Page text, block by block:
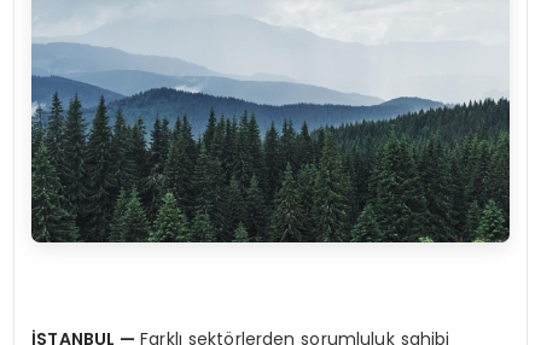
İSTANBUL —Farklı sektörlerden sorumluluk sahibi